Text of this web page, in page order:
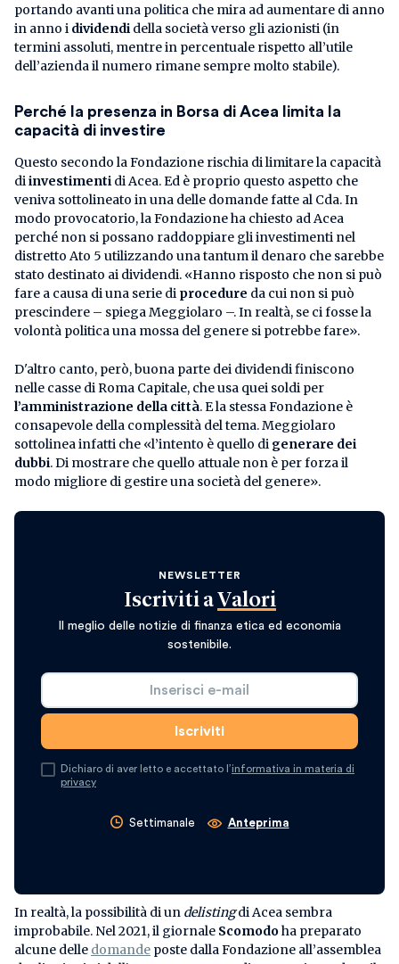
portando avanti una politica che mira ad aumentare di anno
in anno i dividendi della società verso gli azionisti (in
termini assoluti, mentre in percentuale rispetto all’utile
dell’azienda il numero rimane sempre molto stabile).
Perché la presenza in Borsa di Acea limita la
capacità di investire
Questo secondo la Fondazione rischia di limitare la capacità
diinvestimenti di Acea. Ed è proprio questo aspetto che
veniva sottolineato in una delle domande fatte al Cda. In
modo provocatorio, la Fondazione ha chiesto ad Acea
perché non si possano raddoppiare gli investimenti nel
distretto Ato 5 utilizzando una tantum il denaro che sarebbe
stato destinato ai dividendi. «Hanno risposto che non si può
fare a causa di una serie di procedure da cui non si può
prescindere – spiega Meggiolaro –. In realtà, se ci fosse la
volontà politica una mossa del genere si potrebbe fare».
D'altro canto, però, buona parte dei dividendi finiscono
nelle casse di Roma Capitale, che usa quei soldi per
l’amministrazione della città. E la stessa Fondazione è
consapevole della complessità del tema. Meggiolaro
sottolinea infatti che «l’intento è quello di generare dei
dubbi. Di mostrare che quello attuale non è per forza il
modo migliore di gestire una società del genere».
NEWSLETTER
Iscriviti a Valori
Il meglio delle notizie di finanza etica ed economia
sostenibile.
Dichiaro di aver letto e accettato l’informativa in materia di
privacy
Settimanale Anteprima
In realtà, la possibilità di un delistingdi Acea sembra
improbabile. Nel 2021, il giornale Scomodoha preparato
alcune delle domande poste dalla Fondazione all’assemblea